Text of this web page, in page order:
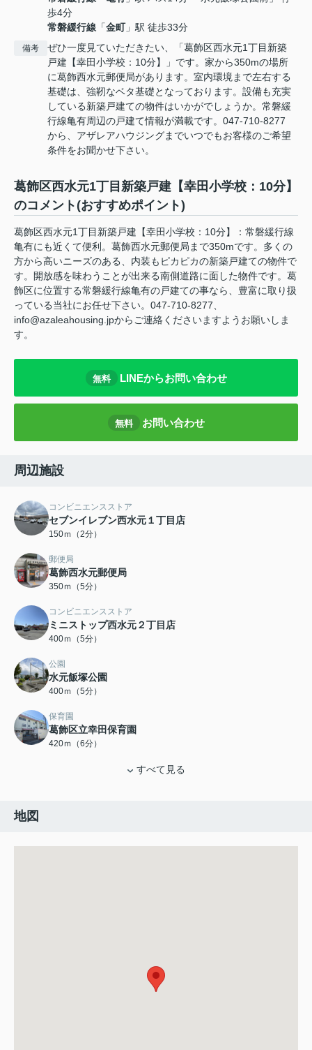
歩4分
常磐緩行線 「金町」駅 徒歩33分
備考
ぜひ一度見ていただきたい、「葛飾区西水元1丁目新築
戸建【幸田小学校：10分】」です。家から350mの場所
に葛飾西水元郵便局があります。室内環境まで左右する
基礎は、強靭なベタ基礎となっております。設備も充実
している新築戸建ての物件はいかがでしょうか。常磐緩
行線亀有周辺の戸建て情報が満載です。047-710-8277
から、アザレアハウジングまでいつでもお客様のご希望
条件をお聞かせ下さい。
葛飾区西水元1丁目新築戸建【幸田小学校：10分】
のコメント(おすすめポイント)
葛飾区西水元1丁目新築戸建【幸田小学校：10分】：常磐緩行線
亀有にも近くて便利。葛飾西水元郵便局まで350mです。多くの
方から高いニーズのある、内装もピカピカの新築戸建ての物件で
す。開放感を味わうことが出来る南側道路に面した物件です。葛
飾区に位置する常磐緩行線亀有の戸建ての事なら、豊富に取り扱
っている当社にお任せ下さい。047-710-8277、
info@azaleahousing.jpからご連絡くださいますようお願いしま
す。
無料 LINEからお問い合わせ
無料 お問い合わせ
周辺施設
コンビニエンスストア
セブンイレブン西水元１丁目店
150ｍ（2分）
郵便局
葛飾西水元郵便局
350ｍ（5分）
コンビニエンスストア
ミニストップ西水元２丁目店
400ｍ（5分）
公園
水元飯塚公園
400ｍ（5分）
保育園
葛飾区立幸田保育園
420ｍ（6分）
すべて見る
地図